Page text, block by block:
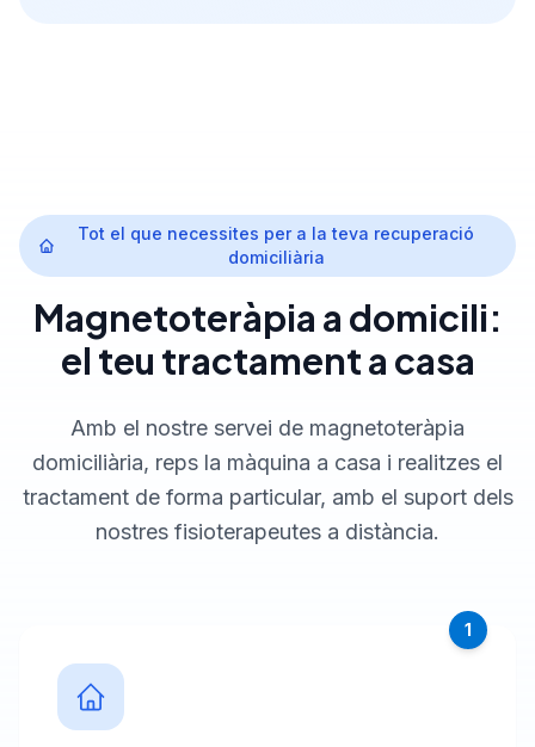
Tot el que necessites per a la teva recuperació
domiciliària
Magnetoteràpia a domicili:
el teu tractament a casa
Amb el nostre servei de magnetoteràpia
domiciliària, reps la màquina a casa i realitzes el
tractament de forma particular, amb el suport dels
nostres fisioterapeutes a distància.
1